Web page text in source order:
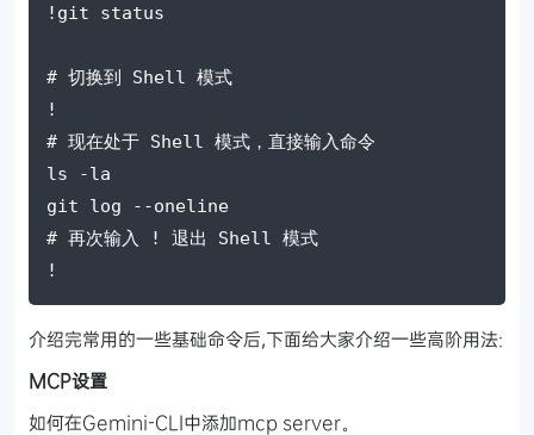
!git status
# 切换到 Shell 模式
!
# 现在处于 Shell 模式，直接输入命令
ls -la
git log --oneline
# 再次输入 ! 退出 Shell 模式
!
介绍完常用的一些基础命令后,下面给大家介绍一些高阶用法:
MCP设置
如何在Gemini-CLI中添加mcp server。